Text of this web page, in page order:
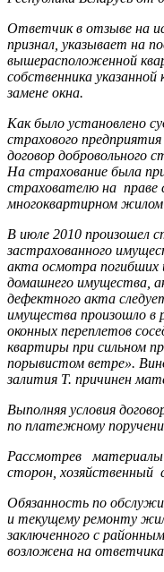
Ответчик в отзыве на
признал, указывает на
вышерасположенной
собственника
замене окна.
Как было установлено
страхового
договор добровольного
На страхование была
страхователю на праве
многоквартирном жилом
В июле 2010 произошел
застрахованного
акта осмотра погибших
домашнего имущества,
дефектного акта
имущества произошло в
оконных переплетов
квартиры при сильном
порывистом ветре».
залития Т. причинен
Выполняя условия
по платежному
Рассмотрев материалы
сторон, хозяйственный
Обязанность по
и текущему ремонту
заключенного с
возложена на